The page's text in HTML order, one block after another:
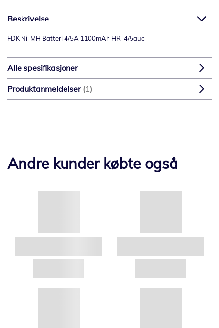
Beskrivelse
FDK Ni-MH Batteri 4/5A 1100mAh HR-4/5auc
Alle spesifikasjoner
Produktanmeldelser 1
Andre kunder købte også